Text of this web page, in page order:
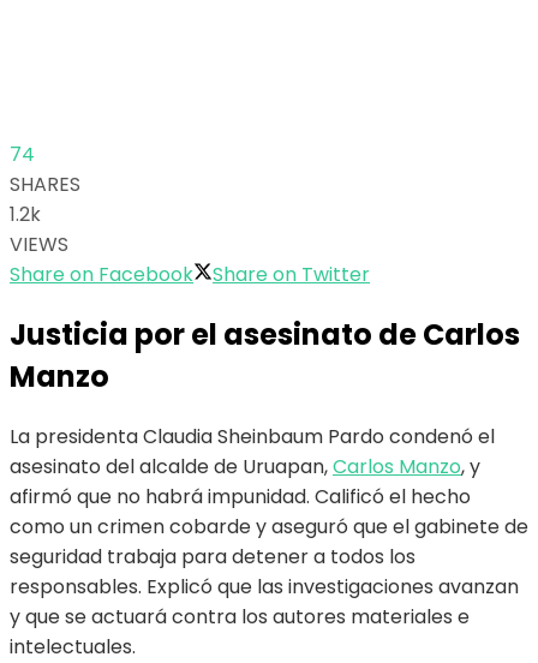
74
SHARES
1.2k
VIEWS
Share on Facebook
Share on Twitter
Justicia por el asesinato de Carlos
Manzo
La presidenta Claudia Sheinbaum Pardo condenó el
asesinato del alcalde de Uruapan,Carlos Manzo, y
afirmó que no habrá impunidad. Calificó el hecho
como un crimen cobarde y aseguró que el gabinete de
seguridad trabaja para detener a todos los
responsables. Explicó que las investigaciones avanzan
y que se actuará contra los autores materiales e
intelectuales.